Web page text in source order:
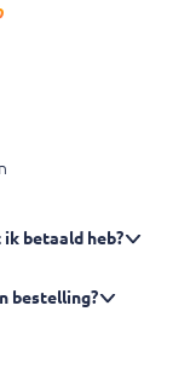
betaald heb?
bestelling?